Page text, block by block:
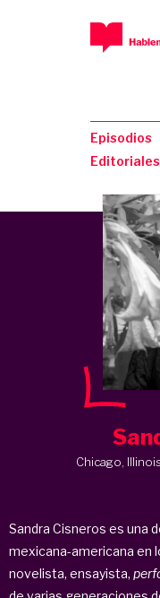
Episodios
Chicago,
Sandra Cisneros es una
mexicana-americana en
novelista, ensayista,